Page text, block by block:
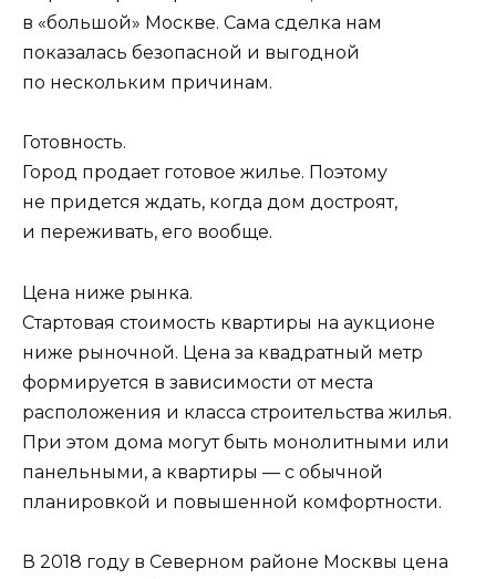
в «большой» Москве. Сама сделка нам
показалась безопасной и выгодной
по нескольким причинам.
Готовность.
Город продает готовое жилье. Поэтому
не придется ждать, когда дом достроят,
и переживать, его вообще.
Цена ниже рынка.
Стартовая стоимость квартиры на аукционе
ниже рыночной. Цена за квадратный метр
формируется в зависимости от места
расположения и класса строительства жилья.
При этом дома могут быть монолитными или
панельными, а квартиры — с обычной
планировкой и повышенной комфортности.
В 2018 году в Северном районе Москвы цена